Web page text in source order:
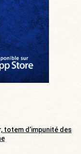
totem d’impunité des